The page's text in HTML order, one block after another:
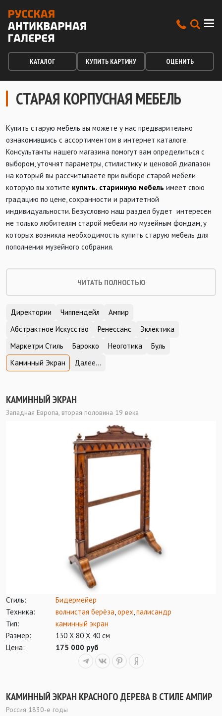
КАТАЛОГ КУПИТЬ КАРТИНУ ОЦЕНИТЬ
СТАРАЯ КОРПУСНАЯ МЕБЕЛЬ
Купить старую мебель вы можете у нас предварительно
ознакомившись с ассортиментом в интернет каталоге.
Консультанты нашего магазина помогут вам определиться с
выбором, уточнят параметры, стилистику и ценовой диапазон
на который вы рассчитываете при выборе старой мебели
которую вы хотите купить. cтаринную мебель имеет свою
градацию по цене, сохранности и раритетной
индивидуальности. Безусловно наш раздел будет интересен
не только любителям старой мебели но музейным фондам, у
которых возникла необходимость купить старую мебель для
пополнения музейного собрания.
ЧИТАТЬ ПОЛНОСТЬЮ
Директории Чиппендейл
Ампир
Абстрактное Искусство
Ренессанс
Эклектика
Маркетри Стиль
Барокко Неоготика
Буль
Каминный Экран
Далее...
КАМИННЫЙ ЭКРАН
Западная Европа, вторая половина 19 века
Стиль:
Бидермейер
Техника:
волнистая берёза орех палисандр
Тип:
каминный экран
Размер:
130 Х 80 Х 40 см
Цена:
175 000 руб
КАМИННЫЙ ЭКРАН КРАСНОГО ДЕРЕВА В СТИЛЕ АМПИР
Россия 1830-е годы